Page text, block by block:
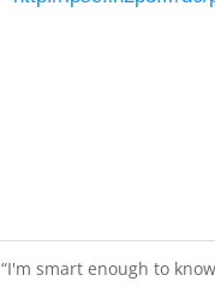
“I'm smart enough to